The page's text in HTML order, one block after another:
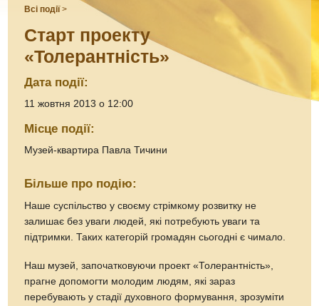
Всі події>
Старт проекту
«Толерантність»
Дата події:
11 жовтня 2013 о 12:00
Місце події:
Музей-квартира Павла Тичини
Більше про подію:
Наше суспільство у своєму стрімкому розвитку не
залишає без уваги людей, які потребують уваги та
підтримки. Таких категорій громадян сьогодні є чимало.
Наш музей, започатковуючи проект «Толерантність»,
прагне допомогти молодим людям, які зараз
перебувають у стадії духовного формування, зрозуміти